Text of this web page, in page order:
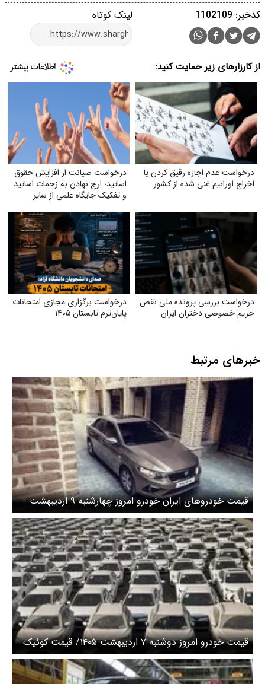
لینک کوتاه کدخبر: 1102109
از کارزارهای زیر حمایت کنید:
درخواست عدم اجازه رقیق کردن یا
اخراج اورانیم غنی شده از کشور
درخواست صیانت از افزایش حقوق
اساتید؛ ارج نهادن به زحمات اساتید
و تفکیک جایگاه علمی از سایر
درخواست بررسی پرونده ملی نقض
حریم خصوصی دختران ایران
درخواست برگزاری مجازی امتحانات
پایان‌ترم تابستان ۱۴۰۵
خبرهای مرتبط
قیمت خودرو‌های ایران خودرو امروز چهارشنبه ۹ اردیبهشت
۱۴۰۵/ قیمت تارا اتوماتیک امروز چند؟ + جدول
قیمت خودرو امروز دوشنبه ۷ اردیبهشت ۱۴۰۵/ قیمت کوئیک
دنده ای از یک میلیارد تومان گذشت